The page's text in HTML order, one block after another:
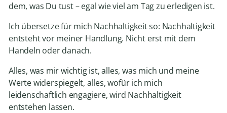
dem, was Du tust – egal wie viel am Tag zu erledigen ist.
Ich übersetze für mich Nachhaltigkeit so: Nachhaltigkeit
entsteht vor meiner Handlung. Nicht erst mit dem
Handeln oder danach.
Alles, was mir wichtig ist, alles, was mich und meine
Werte widerspiegelt, alles, wofür ich mich
leidenschaftlich engagiere, wird Nachhaltigkeit
entstehen lassen.